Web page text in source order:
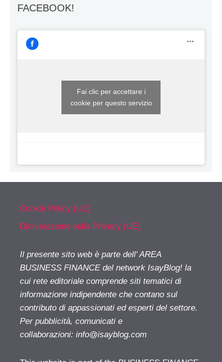
FACEBOOK!
Fai clic per accettare i
cookie per questo servizio
Cookie Policy (UE)
Dichiarazione sulla Privacy (UE)
Il presente sito web è parte dell' AREA
BUSINESS FINANCE del network IsayBlog! la
cui rete editoriale comprende siti tematici di
informazione indipendente che contano sul
contributo di appassionati ed esperti del settore.
Per pubblicità, comunicati e
collaborazioni: info@isayblog.com